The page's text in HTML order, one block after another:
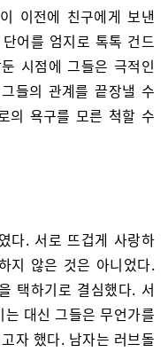
이전에 친구에게 보낸
어를 엄지로 톡톡 건드
시점에 그들은 극적인
들의 관계를 끝장낼 수
의 욕구를 모른 척할 수
다. 서로 뜨겁게 사랑하
지 않은 것은 아니었다.
택하기로 결심했다. 서
대신 그들은 무언가를
자 했다. 남자는 러브돌